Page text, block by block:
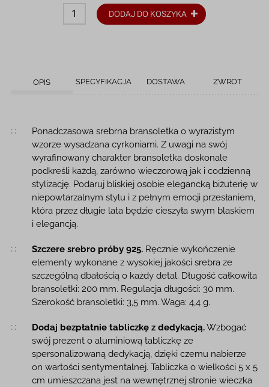
DODAJ DO KOSZYKA
OPIS SPECYFIKACJA DOSTAWA ZWROT
Opis produktu
Ponadczasowa srebrna bransoletka o wyrazistym
wzorze wysadzana cyrkoniami. Z uwagi na swój
wyrafinowany charakter bransoletka doskonale
podkreśli każdą, zarówno wieczorową jak i codzienną
stylizację. Podaruj bliskiej osobie elegancką biżuterię w
niepowtarzalnym stylu i z pełnym emocji przesłaniem,
która przez długie lata będzie cieszyła swym blaskiem
i elegancją.
Szczere srebro próby 925.Ręcznie wykończenie
elementy wykonane z wysokiej jakości srebra ze
szczególną dbałością o każdy detal. Długość całkowita
bransoletki: 200 mm. Regulacja długości: 30 mm.
Szerokość bransoletki: 3,5 mm. Waga: 4,4 g.
Dodaj bezpłatnie tabliczkę z dedykacją.Wzbogać
swój prezent o aluminiową tabliczkę ze
spersonalizowaną dedykacją, dzięki czemu nabierze
on wartości sentymentalnej. Tabliczka o wielkości 5 x 5
cm umieszczana jest na wewnętrznej stronie wieczka